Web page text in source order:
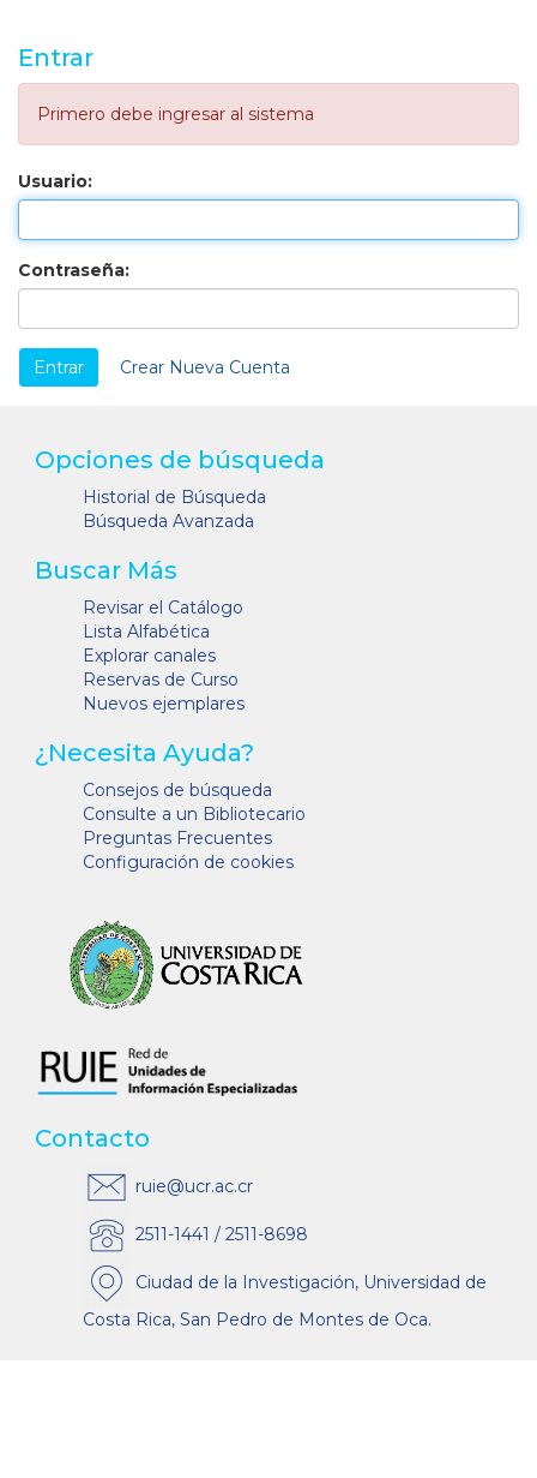
Entrar
Primero debe ingresar al sistema
Usuario:
Contraseña:
Crear Nueva Cuenta
Opciones de búsqueda
Historial de Búsqueda
Búsqueda Avanzada
Buscar Más
Revisar el Catálogo
Lista Alfabética
Explorar canales
Reservas de Curso
Nuevos ejemplares
¿Necesita Ayuda?
Consejos de búsqueda
Consulte a un Bibliotecario
Preguntas Frecuentes
Configuración de cookies
Contacto
ruie@ucr.ac.cr
2511-1441 / 2511-8698
Ciudad de la Investigación, Universidad de
Costa Rica, San Pedro de Montes de Oca.